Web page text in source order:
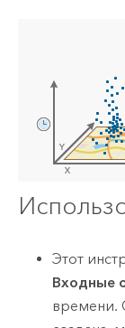
Этот
Входные
времени.